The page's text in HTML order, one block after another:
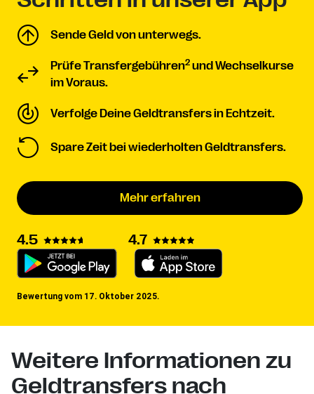
Sende Geld von unterwegs.
Prüfe Transfergebühren2 und Wechselkurse
im Voraus.
Verfolge Deine Geldtransfers in Echtzeit.
Spare Zeit bei wiederholten Geldtransfers.
Mehr erfahren
4.5 4.7
Bewertung vom 17. Oktober 2025.
Weitere Informationen zu
Geldtransfers nach